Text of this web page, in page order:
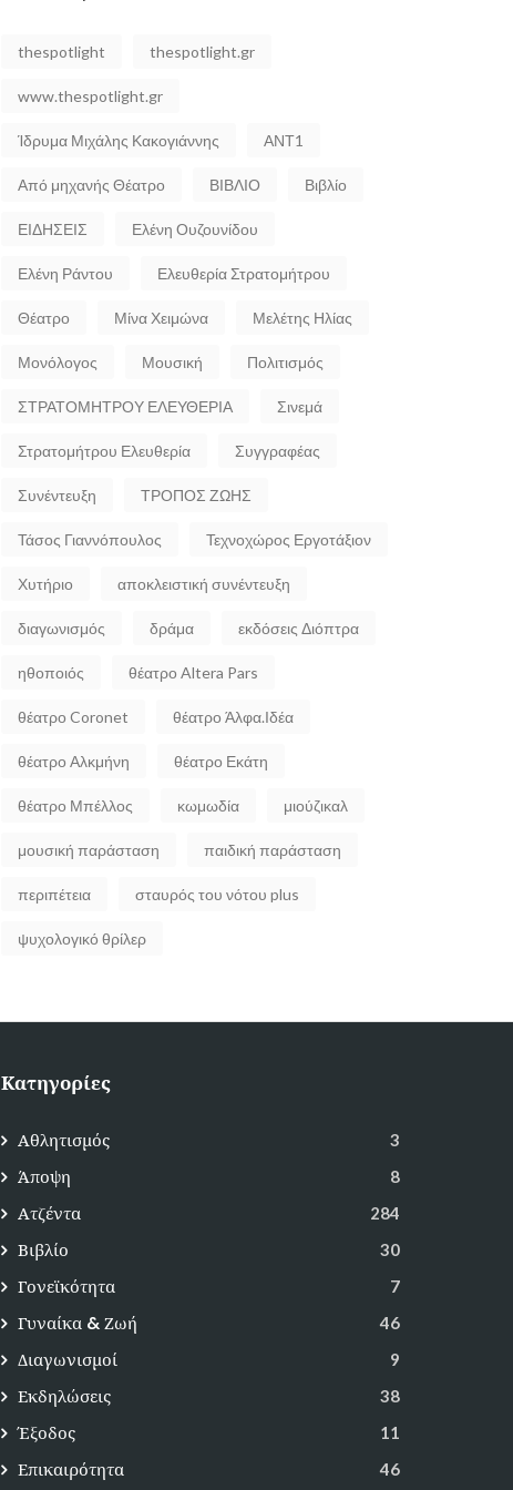
thespotlight thespotlight.gr
www.thespotlight.gr
Ίδρυμα Μιχάλης Κακογιάννης ΑΝΤ1
Από μηχανής Θέατρο ΒΙΒΛΙΟ Βιβλίο
ΕΙΔΗΣΕΙΣ Ελένη Ουζουνίδου
Ελένη Ράντου Ελευθερία Στρατομήτρου
Θέατρο Μίνα Χειμώνα Μελέτης Ηλίας
Μονόλογος Μουσική Πολιτισμός
ΣΤΡΑΤΟΜΗΤΡΟΥ ΕΛΕΥΘΕΡΙΑ Σινεμά
Στρατομήτρου Ελευθερία Συγγραφέας
Συνέντευξη ΤΡΟΠΟΣ ΖΩΗΣ
Τάσος Γιαννόπουλος Τεχνοχώρος Εργοτάξιον
Χυτήριο αποκλειστική συνέντευξη
διαγωνισμός δράμα εκδόσεις Διόπτρα
ηθοποιός θέατρο Altera Pars
θέατρο Coronet θέατρο Άλφα.Ιδέα
θέατρο Αλκμήνη θέατρο Εκάτη
θέατρο Μπέλλος κωμωδία μιούζικαλ
μουσική παράσταση παιδική παράσταση
περιπέτεια σταυρός του νότου plus
ψυχολογικό θρίλερ
Κατηγορίες
Αθλητισμός 3
Άποψη 8
Ατζέντα 284
Βιβλίο 30
Γονεϊκότητα 7
Γυναίκα & Ζωή 46
Διαγωνισμοί 9
Εκδηλώσεις 38
Έξοδος 11
Επικαιρότητα 46